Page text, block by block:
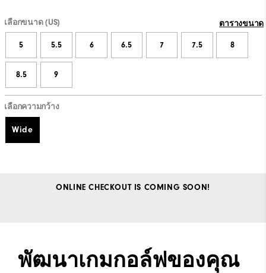
เลือกขนาด (US) ตารางขนาด
5 5.5 6 6.5 7 7.5 8
8.5 9
เลือกความกว้าง
Wide
ONLINE CHECKOUT IS COMING SOON!
พัฒนาเกมกอล์ฟของคุณ